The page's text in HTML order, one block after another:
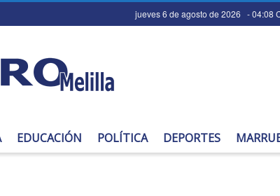
jueves 6 de agosto de 2026 - 04:08
EDUCACIÓN POLÍTICA DEPORTES